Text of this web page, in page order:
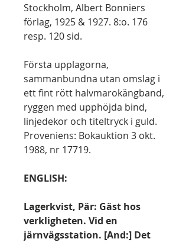
Stockholm, Albert Bonniers
förlag, 1925 & 1927. 8:o. 176
resp. 120 sid.
Första upplagorna,
sammanbundna utan omslag i
ett fint rött halvmarokängband,
ryggen med upphöjda bind,
linjedekor och titeltryck i guld.
Proveniens: Bokauktion 3 okt.
1988, nr 17719.
ENGLISH:
Lagerkvist, Pär: Gäst hos
verkligheten. Vid en
järnvägsstation. [And:] Det